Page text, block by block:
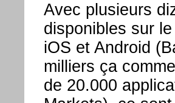
Avec plusieurs
disponibles sur
iOS et Android
milliers ça
de 20.000